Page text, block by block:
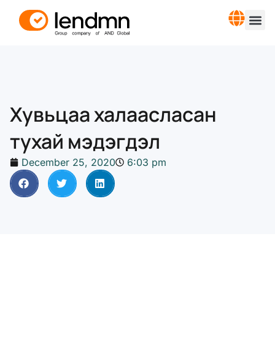
Хувьцаа халаасласан
тухай мэдэгдэл
December 25, 2020 6:03 pm